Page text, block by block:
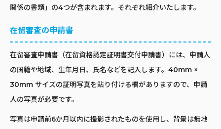
関係の書類」の4つが含まれます。それぞれ紹介いたします。
在留審査の申請書
在留審査申請書（在留資格認定証明書交付申請書）には、申請人
の国籍や地域、生年月日、氏名などを記入します。40mm ×
30mm サイズの証明写真を貼り付ける欄がありますので、申請
人の写真が必要です。
写真は申請前6か月以内に撮影されたものを使用し、背景は無地